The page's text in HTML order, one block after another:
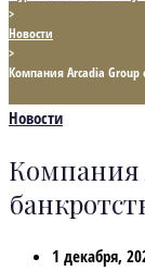
>
Новости
>
Компания Arcadia Group
Новости
Компания
1 декабря,